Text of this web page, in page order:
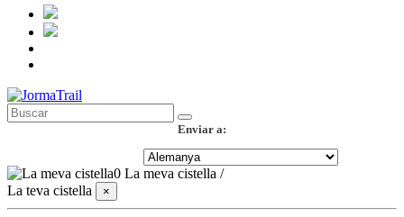
Enviar a:
0 La meva cistella /
La teva cistella
×